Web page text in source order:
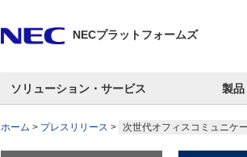
NECプラットフォームズ
ソリューション・サービス 製品
ホーム プレスリリース 次世代オフィスコミュニケ